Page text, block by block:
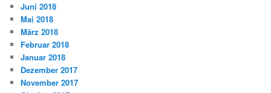
Juni 2018
Mai 2018
März 2018
Februar 2018
Januar 2018
Dezember 2017
November 2017